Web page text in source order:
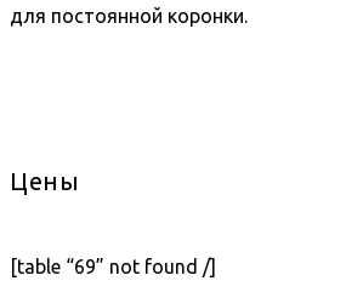
для постоянной коронки.
Цены
[table “69” not found /]